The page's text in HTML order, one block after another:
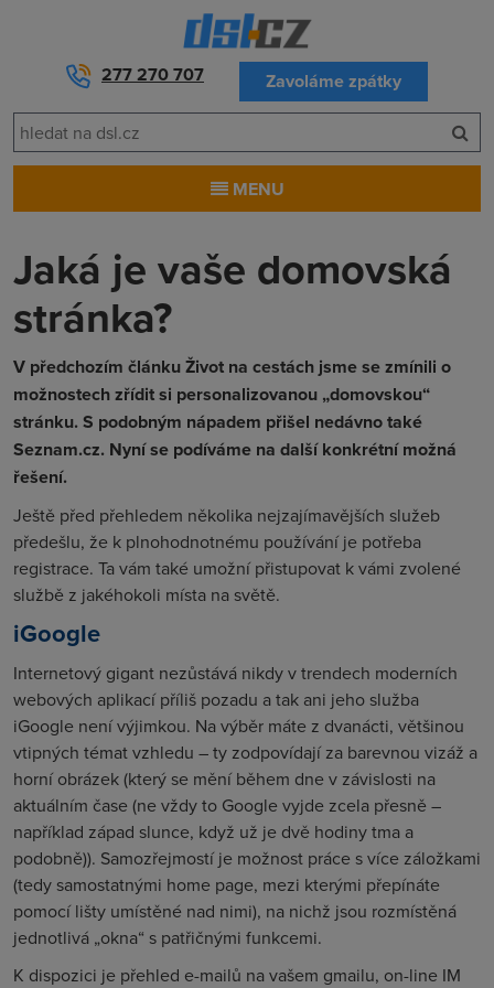
277 270 707 Zavoláme zpátky
MENU
Jaká je vaše domovská
stránka?
V předchozím článku Život na cestách jsme se zmínili o
možnostech zřídit si personalizovanou „domovskou“
stránku. S podobným nápadem přišel nedávno také
Seznam.cz. Nyní se podíváme na další konkrétní možná
řešení.
Ještě před přehledem několika nejzajímavějších služeb
předešlu, že k plnohodnotnému používání je potřeba
registrace. Ta vám také umožní přistupovat k vámi zvolené
službě z jakéhokoli místa na světě.
iGoogle
Internetový gigant nezůstává nikdy v trendech moderních
webových aplikací příliš pozadu a tak ani jeho služba
iGoogle není výjimkou. Na výběr máte z dvanácti, většinou
vtipných témat vzhledu – ty zodpovídají za barevnou vizáž a
horní obrázek (který se mění během dne v závislosti na
aktuálním čase (ne vždy to Google vyjde zcela přesně –
například západ slunce, když už je dvě hodiny tma a
podobně)). Samozřejmostí je možnost práce s více záložkami
(tedy samostatnými home page, mezi kterými přepínáte
pomocí lišty umístěné nad nimi), na nichž jsou rozmístěná
jednotlivá „okna“ s patřičnými funkcemi.
K dispozici je přehled e-mailů na vašem gmailu, on-line IM